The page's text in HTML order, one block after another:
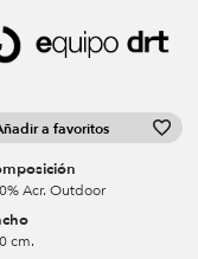
a favoritos
Acr. Outdoor
cm.